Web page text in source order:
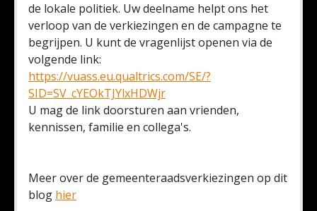
de lokale politiek. Uw deelname helpt ons het
verloop van de verkiezingen en de campagne te
begrijpen. U kunt de vragenlijst openen via de
volgende link:
https://vuass.eu.qualtrics.com/SE/?
SID=SV_cYEOkTJYlxHDWjr
U mag de link doorsturen aan vrienden,
kennissen, familie en collega's.
Meer over de gemeenteraadsverkiezingen op dit
blog hier